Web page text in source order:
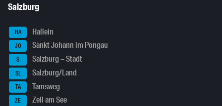
Salzburg
HA Hallein
JO Sankt Johann im Pongau
S Salzburg – Stadt
SL Salzburg/Land
TA Tamsweg
ZE Zell am See